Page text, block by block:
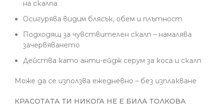
на скалпа
Осигурява видим блясък, обем и плътност
Подходящ за чувствителен скалп – намалява
зачервяването
Действа като анти-ейдж серум за коса и скалп
Може да се използва ежедневно – без изплакване
КРАСОТАТА ТИ НИКОГА НЕ Е БИЛА ТОЛКОВА